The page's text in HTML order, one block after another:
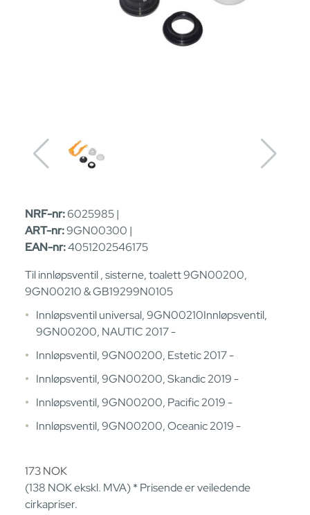
NRF-nr:6025985 |
ART-nr:9GN00300 |
EAN-nr:4051202546175
Til innløpsventil , sisterne, toalett 9GN00200,
9GN00210 & GB19299N0105
Innløpsventil universal, 9GN00210Innløpsventil,
9GN00200, NAUTIC 2017 -
Innløpsventil, 9GN00200, Estetic 2017 -
Innløpsventil, 9GN00200, Skandic 2019 -
Innløpsventil, 9GN00200, Pacific 2019 -
Innløpsventil, 9GN00200, Oceanic 2019 -
173NOK
(138 NOKekskl. MVA) * Prisende er veiledende
cirkapriser.